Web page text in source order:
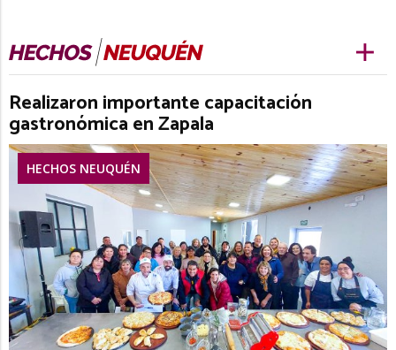
Realizaron importante capacitación
gastronómica en Zapala
HECHOS NEUQUÉN